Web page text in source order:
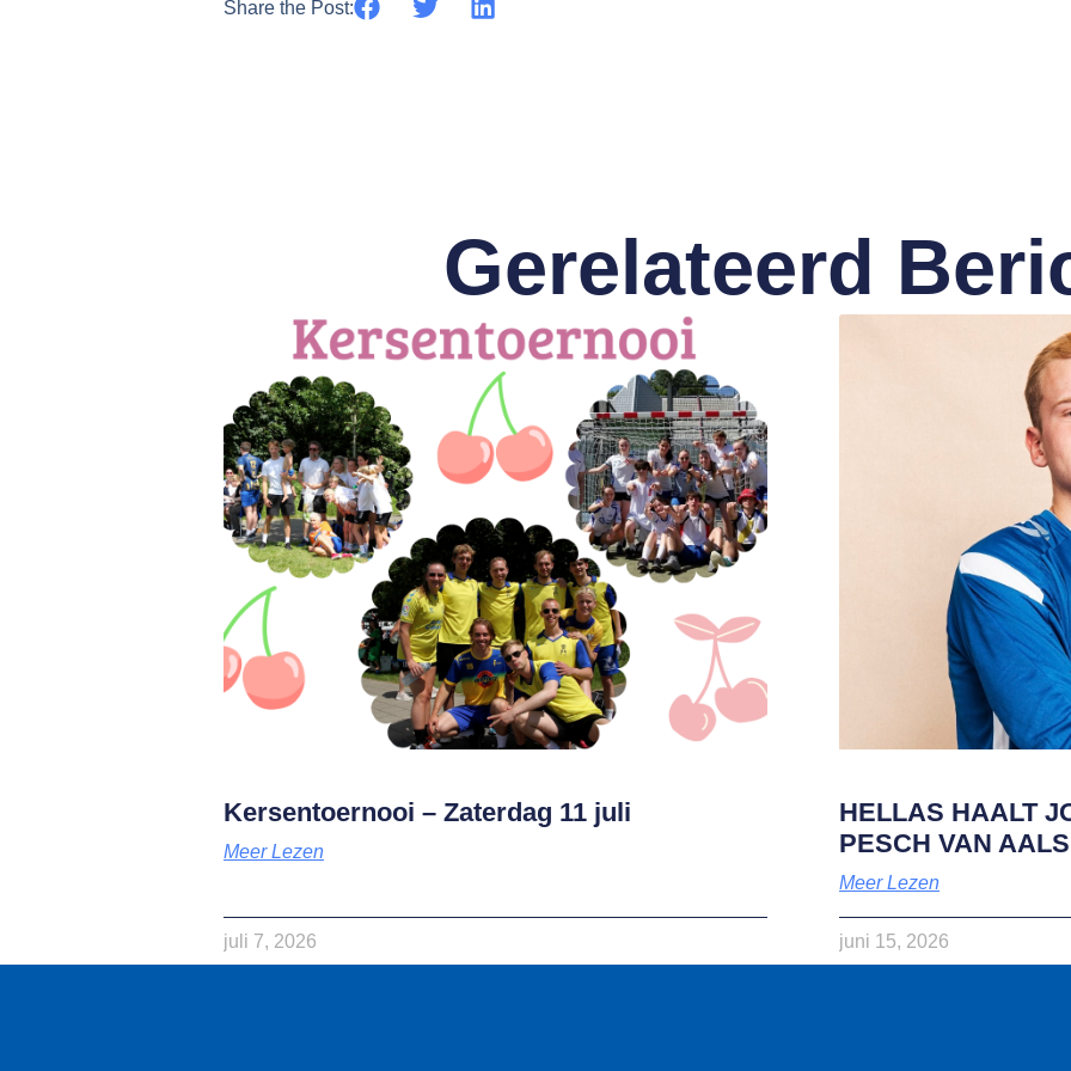
Share the Post:
Gerelateerd
Kersentoernooi – Zaterdag 11 juli
Meer Lezen
juli 7, 2026
HELLAS HAALT
PESCH VAN
Meer Lezen
juni 15, 2026